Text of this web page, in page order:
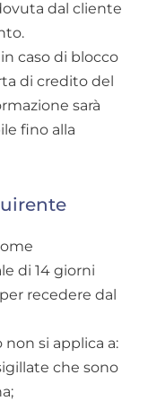
dal cliente
caso di blocco
di credito del
sarà
fino alla
di 14 giorni
recedere dal
si applica a:
che sono